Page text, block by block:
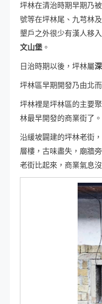
坪林在清治時期早期乃
號等在坪林尾、九芎林
墾戶之外很少有漢人移
文山堡 。
日治時期以後，坪林屬
坪林區早期開發乃由北
坪林裡是坪林區的主要
林最早開發的商業街了。
沿緩坡闢建的坪林老街
層樓，古味盡失，廟牆
老街比起來，商業氣息